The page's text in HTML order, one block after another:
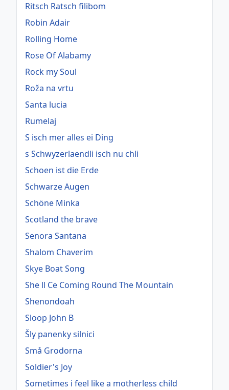
Ritsch Ratsch filibom
Robin Adair
Rolling Home
Rose Of Alabamy
Rock my Soul
Roža na vrtu
Santa lucia
Rumelaj
S isch mer alles ei Ding
s Schwyzerlaendli isch nu chli
Schoen ist die Erde
Schwarze Augen
Schöne Minka
Scotland the brave
Senora Santana
Shalom Chaverim
Skye Boat Song
She ll Ce Coming Round The Mountain
Shenondoah
Sloop John B
Šly panenky silnici
Små Grodorna
Soldier's Joy
Sometimes i feel like a motherless child